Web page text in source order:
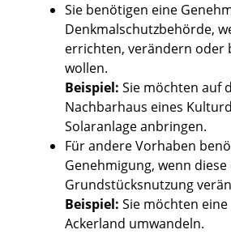
Sie benötigen eine
Denkmalschutzbehörde,
errichten, verändern oder
wollen.
Beispiel: Sie möchten auf
Nachbarhaus eines
Solaranlage anbringen.
Für andere Vorhaben
Genehmigung, wenn
Grundstücksnutzung
Beispiel: Sie möchten
Ackerland umwandeln.